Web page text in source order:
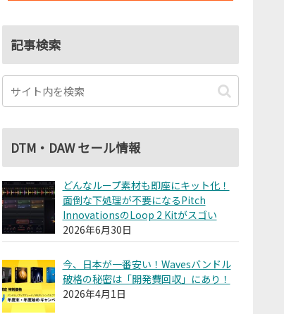
記事検索
DTM・DAW セール情報
どんなループ素材も即座にキット化！
面倒な下処理が不要になるPitch
InnovationsのLoop 2 Kitがスゴい
2026年6月30日
今、日本が一番安い！Wavesバンドル
破格の秘密は「開発費回収」にあり！
2026年4月1日